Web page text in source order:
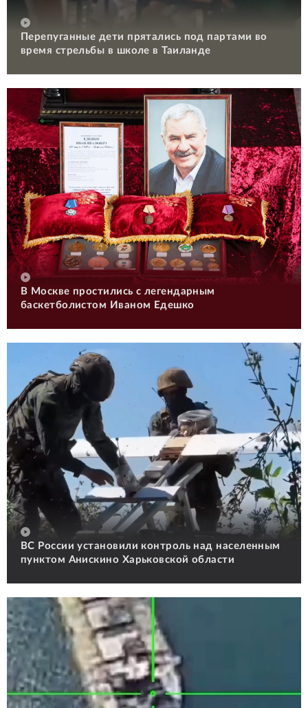
Перепуганные дети прятались под партами во
время стрельбы в школе в Таиланде
В Москве простились с легендарным
баскетболистом Иваном Едешко
ВС России установили контроль над населенным
пунктом Анискино Харьковской области